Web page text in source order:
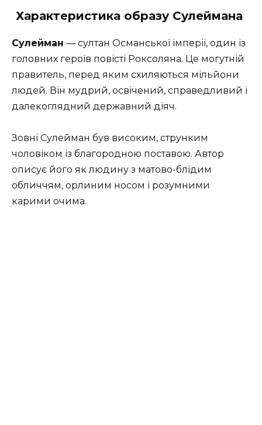
Характеристика образу Сулеймана
Сулейман — султан Османської імперії, один із
головних героїв повісті Роксоляна. Це могутній
правитель, перед яким схиляються мільйони
людей. Він мудрий, освічений, справедливий і
далекоглядний державний діяч.
Зовні Сулейман був високим, струнким
чоловіком із благородною поставою. Автор
описує його як людину з матово-блідим
обличчям, орлиним носом і розумними
карими очима.